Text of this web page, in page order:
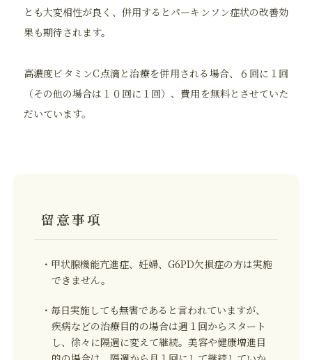
とも大変相性が良く、併用するとパーキンソン症状の改善効
果も期待されます。
高濃度ビタミンC点滴と治療を併用される場合、６回に１回
（その他の場合は１０回に１回）、費用を無料とさせていた
だいています。
留意事項
・甲状腺機能亢進症、妊婦、G6PD欠損症の方は実施
できません。
・毎日実施しても無害であると言われていますが、
疾病などの治療目的の場合は週１回からスタート
し、徐々に隔週に変えて継続。美容や健康増進目